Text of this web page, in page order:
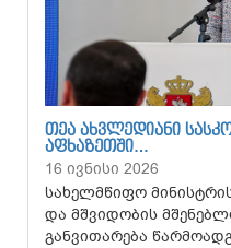
ᲗᲔᲐ ᲐᲮᲕᲚᲔᲓᲘᲐᲜᲘ
ᲐᲤᲮᲐᲖᲔᲗᲨᲘ…
16 ივნისი 2026
სახელმწიფო
და მშვიდობის
განვითარება